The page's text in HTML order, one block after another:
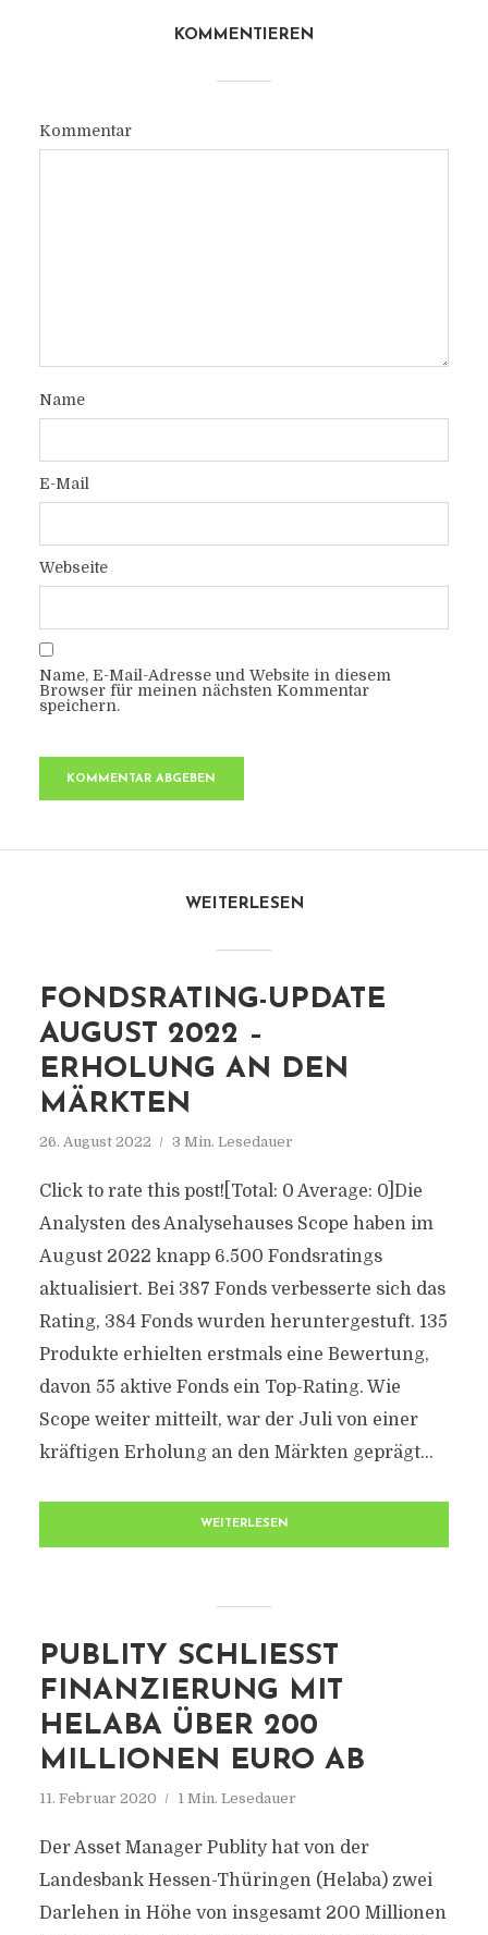
KOMMENTIEREN
Kommentar
Name
E-Mail
Webseite
Name, E-Mail-Adresse und Website in diesem
Browser für meinen nächsten Kommentar
speichern.
WEITERLESEN
FONDSRATING-UPDATE
AUGUST 2022 –
ERHOLUNG AN DEN
MÄRKTEN
26. August 2022 3 Min. Lesedauer
Click to rate this post![Total: 0 Average: 0]Die
Analysten des Analysehauses Scope haben im
August 2022 knapp 6.500 Fondsratings
aktualisiert. Bei 387 Fonds verbesserte sich das
Rating, 384 Fonds wurden heruntergestuft. 135
Produkte erhielten erstmals eine Bewertung,
davon 55 aktive Fonds ein Top-Rating. Wie
Scope weiter mitteilt, war der Juli von einer
kräftigen Erholung an den Märkten geprägt...
WEITERLESEN
PUBLITY SCHLIESST F
INANZIERUNG MIT H
ELABA ÜBER 200 M
ILLIONEN EURO AB
11. Februar 2020 1 Min. Lesedauer
Der Asset Manager Publity hat von der
Landesbank Hessen-Thüringen (Helaba) zwei
Darlehen in Höhe von insgesamt 200 Millionen